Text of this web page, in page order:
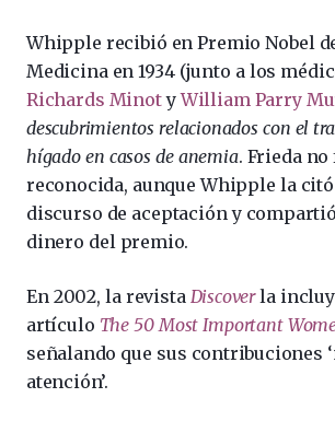
Whipple recibió en Premio Nobel
Medicina en 1934 (junto a los
Richards MinotyWilliam Parry
descubrimientos relacionados con el
hígado en casos de anemia. Frieda no
reconocida, aunque Whipple la citó
discurso de aceptación y
dinero del premio.
En 2002, la revista Discoverla
artículo The 50 Most Important
señalando que sus contribuciones
atención’.